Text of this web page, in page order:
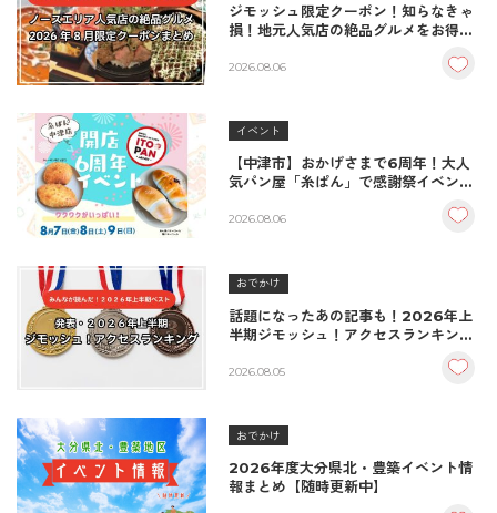
ジモッシュ限定クーポン！知らなきゃ
損！地元人気店の絶品グルメをお得に
2026.08.06
イベント
【中津市】おかげさまで6周年！大人
気パン屋「糸ぱん」で感謝祭イベント
♪（8/7〜8/9）
2026.08.06
おでかけ
話題になったあの記事も！2026年上
半期ジモッシュ！アクセスランキング
2026.08.05
おでかけ
2026年度大分県北・豊築イベント情
報まとめ【随時更新中】